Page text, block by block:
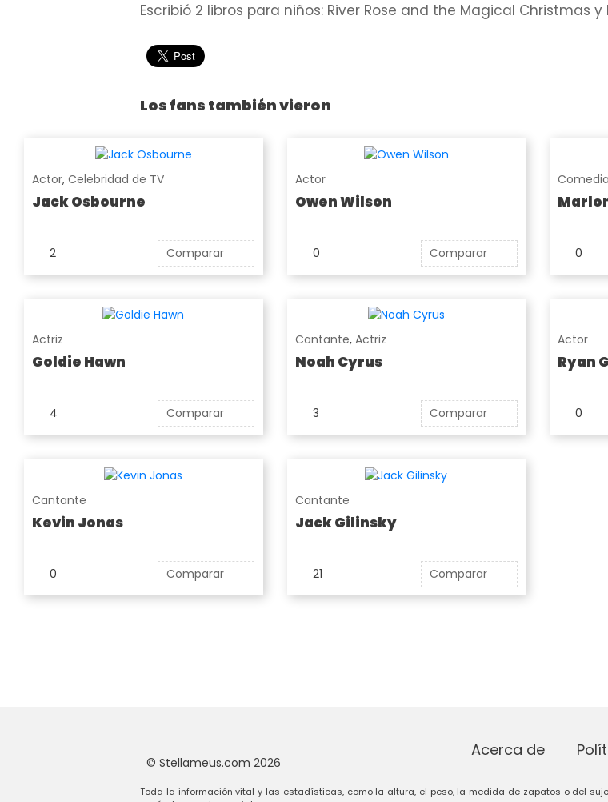
Escribió 2 libros para niños: River Rose and the Magical Christmas
Los fans también vieron
Actor, Celebridad de TV
Jack Osbourne
2 Comparar
Actor
Owen Wilson
0 Comparar 0
Actriz
Goldie Hawn
4 Comparar
Cantante, Actriz
Noah Cyrus
3 Comparar
Actor
Ryan
0
Cantante
Kevin Jonas
0 Comparar
Cantante
Jack Gilinsky
21 Comparar
© Stellameus.com 2026
Acerca de
Toda la información vital y las estadísticas, como la altura, el peso, la medida de zapatos o del